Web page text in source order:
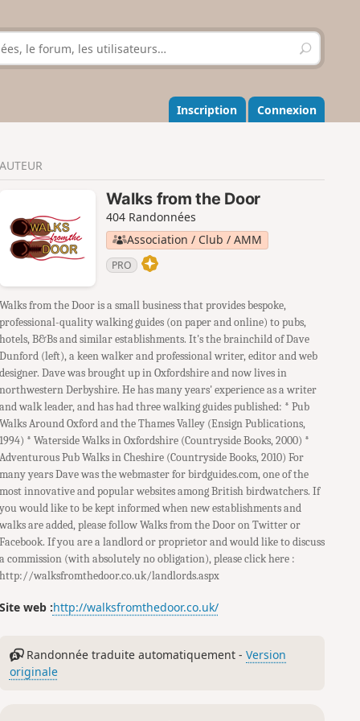
R
e
h
e
r
r
Inscription Connexion
AUTEUR
Walks from the Door
404 Randonnées
Association / Club / AMM
PRO
Walks from the Door is a small business that provides bespoke,
professional-quality walking guides (on paper and online) to pubs,
hotels, B&Bs and similar establishments. It's the brainchild of Dave
Dunford (left), a keen walker and professional writer, editor and web
designer. Dave was brought up in Oxfordshire and now lives in
northwestern Derbyshire. He has many years' experience as a writer
and walk leader, and has had three walking guides published: * Pub
Walks Around Oxford and the Thames Valley (Ensign Publications,
1994) * Waterside Walks in Oxfordshire (Countryside Books, 2000) *
Adventurous Pub Walks in Cheshire (Countryside Books, 2010) For
many years Dave was the webmaster for birdguides.com, one of the
most innovative and popular websites among British birdwatchers. If
would like to be kept informed when new establishments and
walks are added, please follow Walks from the Door on Twitter or
Facebook. If you are a landlord or proprietor and would like to discuss
a commission (with absolutely no obligation), please click here :
http://walksfromthedoor.co.uk/landlords.aspx
Site web :http://walksfromthedoor.co.uk/
Randonnée traduite automatiquement -Version
originale